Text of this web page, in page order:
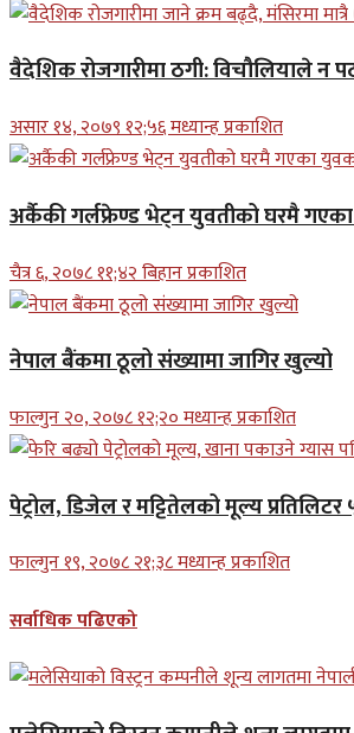
वैदेशिक रोजगारीमा ठगी: विचौलियाले न
असार १४, २०७९ १२;५६ मध्यान्ह प्रकाशित
अर्कैकी गर्लफ्रेण्ड भेट्न युवतीको घरमै
चैत्र ६, २०७८ ११;४२ बिहान प्रकाशित
नेपाल बैंकमा ठूलो संख्यामा जागिर खुल्यो
फाल्गुन २०, २०७८ १२;२० मध्यान्ह प्रकाशित
पेट्रोल, डिजेल र मट्टितेलको मूल्य
फाल्गुन १९, २०७८ २१;३८ मध्यान्ह प्रकाशित
सर्वाधिक पढिएको